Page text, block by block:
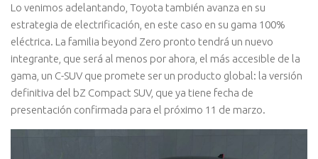
L o venimos adelantando, Toyota también avanza en su
estrategia de electrificación, en este caso en su gama 100%
eléctrica. La familia beyond Zero pronto tendrá un nuevo
integrante, que será al menos por ahora, el más accesible de la
gama, un C-SUV que promete ser un producto global: la versión
definitiva del bZ Compact SUV, que ya tiene fecha de
presentación confirmada para el próximo 11 de marzo.